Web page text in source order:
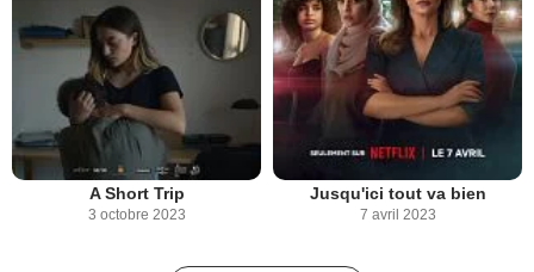
A Short Trip
3 octobre 2023
Jusqu'ici tout va bien
7 avril 2023